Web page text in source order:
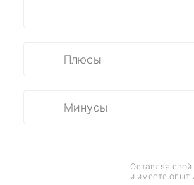
Оставляя
и имеете опыт